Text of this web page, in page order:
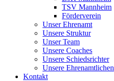
TSV Mannheim
Förderverein
Unser Ehrenamt
Unsere Struktur
Unser Team
Unsere Coaches
Unsere Schiedsrichter
Unsere Ehrenamtlichen
Kontakt